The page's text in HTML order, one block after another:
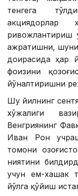
тенгега
акциядорлар
ривожлантириш
ажратишни,
доирасида ҳар
фоизини
йўналтиришни
Шу йилнинг
хўжалиги
Венгриянинг
Иван Рон
томони
ниятини
учун ем-хашак
йўлга қўйиш